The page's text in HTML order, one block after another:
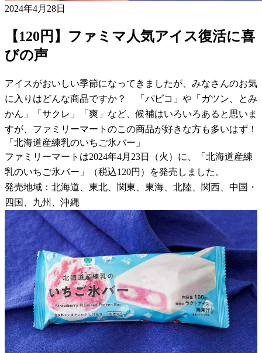
2024年4月28日
【120円】ファミマ人気アイス復活に喜
びの声
アイスがおいしい季節になってきましたが、みなさんのお気
に入りはどんな商品ですか？ 「パピコ」や「ガツン、とみ
かん」「サクレ」「爽」など、候補はいろいろあると思いま
すが、ファミリーマートのこの商品が好きな方も多いはず！
「北海道産練乳のいちご氷バー」
ファミリーマートは2024年4月23日（火）に、「北海道産練
乳のいちご氷バー」（税込120円）を発売しました。
発売地域：北海道、東北、関東、東海、北陸、関西、中国・
四国、九州、沖縄